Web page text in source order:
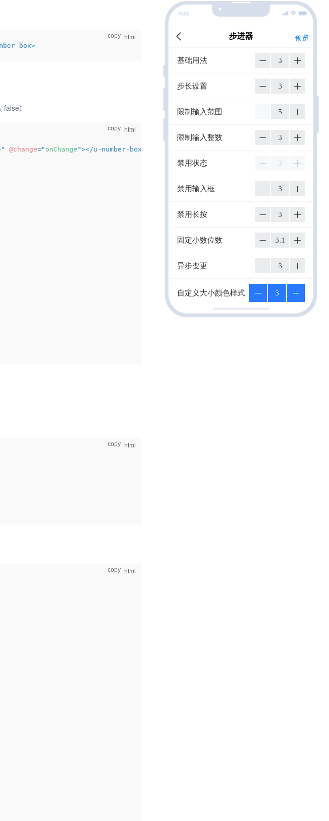
预览
box>
copy
）
" @change=" onChange "></u-number-box
copy
copy
copy